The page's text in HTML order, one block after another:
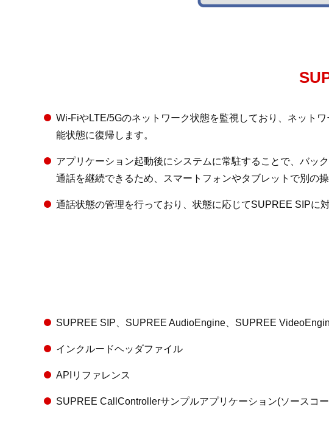
Wi-FiやLTE/5Gのネットワーク状態を監視しており、ネット
能状態に復帰します。
アプリケーション起動後にシステムに常駐することで、バッ
通話を継続できるため、スマートフォンやタブレットで別の
通話状態の管理を行っており、状態に応じてSUPREE SIPに
SUPREE SIP、SUPREE AudioEngine、SUPREE
インクルードヘッダファイル
APIリファレンス
SUPREE CallControllerサンプルアプリケーション(ソースコ